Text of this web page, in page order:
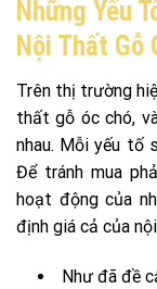
Những Yếu
Nội Thất Gỗ
Trên thị trường
thất gỗ óc chó,
nhau. Mỗi yếu tố
Để tránh mua
hoạt động của
định giá cả của
Như đã đề